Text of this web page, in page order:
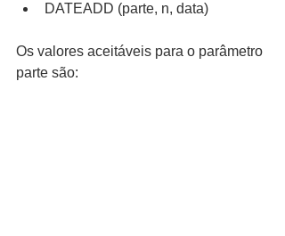
DATEADD (parte, n, data)
Os valores aceitáveis para o parâmetro
parte são: